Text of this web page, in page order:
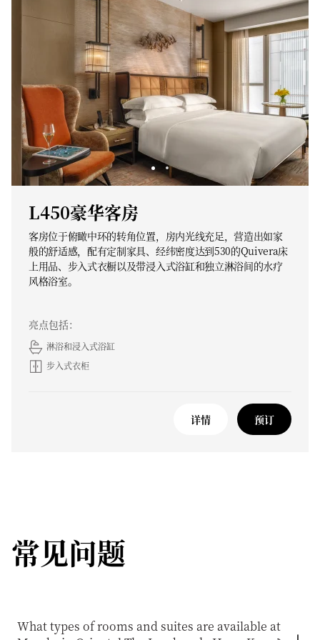
L450豪华客房
客房位于俯瞰中环的转角位置，房内光线充足，营造出如家
般的舒适感，配有定制家具、经纬密度达到530的Quivera床
上用品、步入式衣橱以及带浸入式浴缸和独立淋浴间的水疗
风格浴室。
亮点包括：
淋浴和浸入式浴缸
步入式衣柜
详情 预订
常见问题
What types of rooms and suites are available at